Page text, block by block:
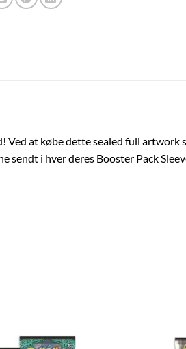
at købe dette sealed full artwork
i hver deres Booster Pack